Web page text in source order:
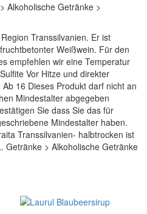
Alkoholische Getränke >
Transsilvanien. Er ist
Weißwein. Für den
empfehlen wir eine Temperatur
Vor Hitze und direkter
16 Dieses Produkt darf nicht an
Mindestalter abgegeben
Sie dass Sie das für
Mindestalter haben.
Transsilvanien- halbtrocken ist
Getränke > Alkoholische Getränke